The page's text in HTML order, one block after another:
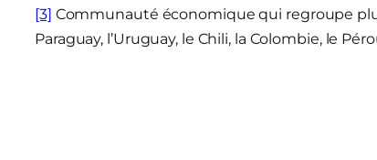
[3] Communauté économique qui regroupe
Paraguay, l’Uruguay, le Chili, la Colombie, le